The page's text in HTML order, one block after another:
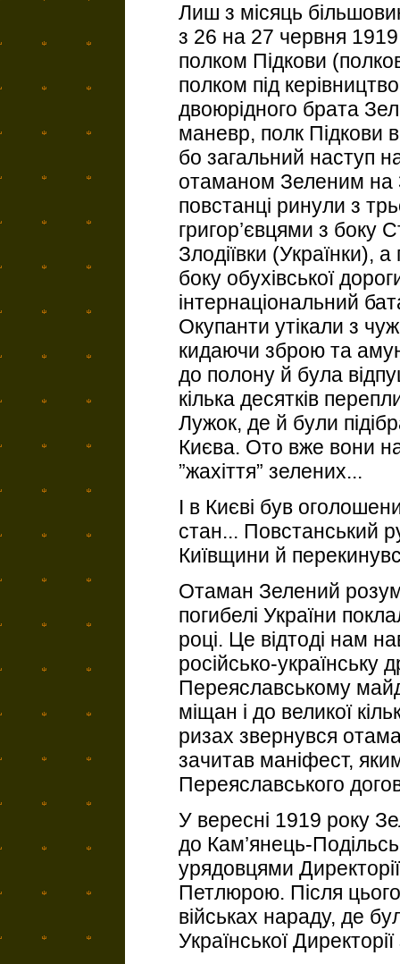
Лиш з місяць
з 26 на 27 червня 1919
полком Підкови
полком під
двоюрідного брата
маневр, полк Підкови
бо загальний наступ
отаманом Зеленим на
повстанці ринули з
григор’євцями з боку
Злодіївки
боку обухівської
інтернаціональний
Окупанти утікали з
кидаючи зброю та
до полону й була
кілька десятків
Лужок, де й були
Києва. Ото вже вони
”жахіття” зелених...
І в Києві був
стан... Повстанський
Київщини й
Отаман Зелений
погибелі України
році. Це відтоді нам
російсько-українську
Переяславському
міщан і до великої
ризах звернувся
зачитав маніфест,
Переяславського
У вересні 1919 року
до Кам’янець-
урядовцями
Петлюрою. Після
військах нараду, де
Української